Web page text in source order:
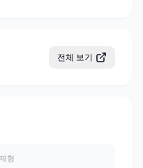
전체 보기
제형